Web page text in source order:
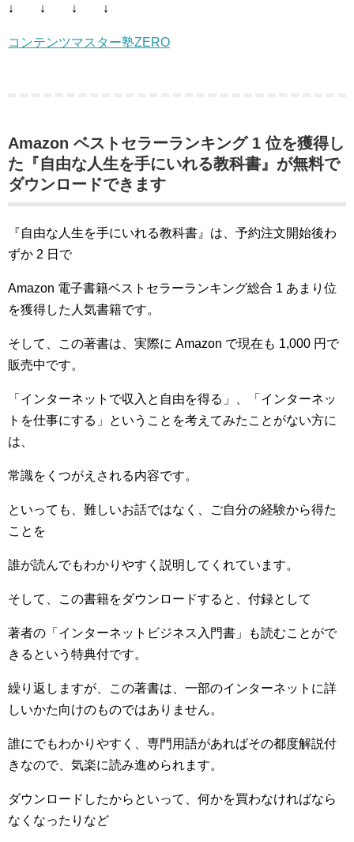
↓ ↓ ↓ ↓
コンテンツマスター塾ZERO
Amazon ベストセラーランキング 1 位を獲得し
た『自由な人生を手にいれる教科書』が無料で
ダウンロードできます
『自由な人生を手にいれる教科書』は、予約注文開始後わ
ずか 2 日で
Amazon 電子書籍ベストセラーランキング総合 1 あまり位
を獲得した人気書籍です。
そして、この著書は、実際に Amazon で現在も 1,000 円で
販売中です。
「インターネットで収入と自由を得る」、「インターネッ
トを仕事にする」ということを考えてみたことがない方に
は、
常識をくつがえされる内容です。
といっても、難しいお話ではなく、ご自分の経験から得た
ことを
誰が読んでもわかりやすく説明してくれています。
そして、この書籍をダウンロードすると、付録として
著者の「インターネットビジネス入門書」も読むことがで
きるという特典付です。
繰り返しますが、この著書は、一部のインターネットに詳
しいかた向けのものではありません。
誰にでもわかりやすく、専門用語があればその都度解説付
きなので、気楽に読み進められます。
ダウンロードしたからといって、何かを買わなければなら
なくなったりなど